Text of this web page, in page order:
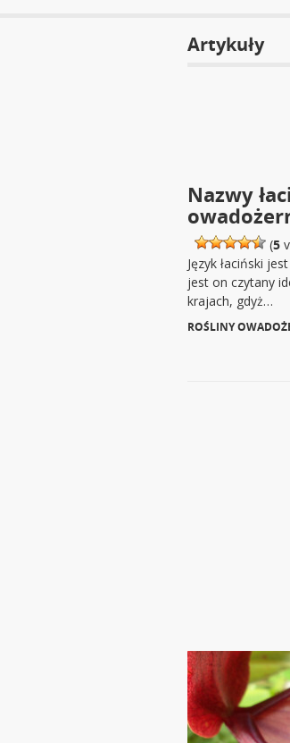
Artykuły
Nazwy
(5
Język łaciński
jest on czytany
krajach, gdyż…
ROŚLINY